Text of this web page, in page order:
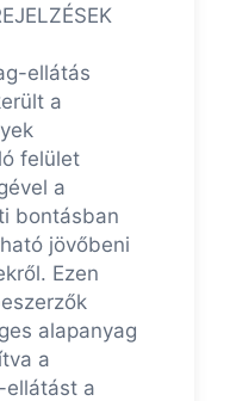
ellátás
a
felület
a
bontásban
jövőbeni
Ezen
alapanyag
a
ellátást a